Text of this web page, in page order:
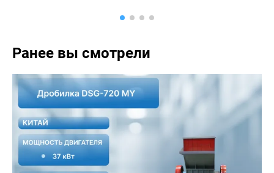
Ранее вы смотрели